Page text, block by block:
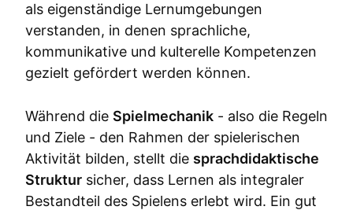
als eigenständige Lernumgebungen
verstanden, in denen sprachliche,
kommunikative und kulterelle Kompetenzen
gezielt gefördert werden können.
Während die Spielmechanik - also die Regeln
und Ziele - den Rahmen der spielerischen
Aktivität bilden, stellt die sprachdidaktische
Struktur sicher, dass Lernen als integraler
Bestandteil des Spielens erlebt wird. Ein gut